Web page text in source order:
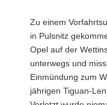
Zu einem
in Pulsnitz
Opel auf der
unterwegs und
Einmündung zum
jährigen Tiguan-